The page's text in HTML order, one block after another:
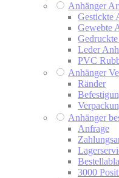
Anhänger
Gestickte
Gewebte
Leder
PVC
Anhänger
Ränder
Anhänger
Anfrage
3000